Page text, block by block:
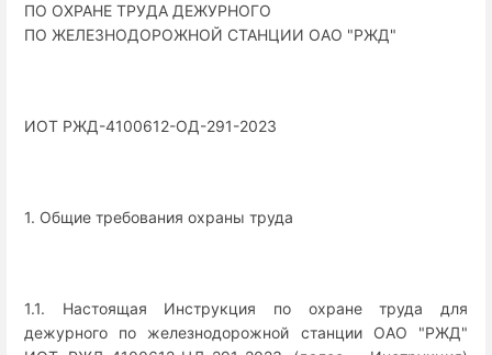
ПО ОХРАНЕ ТРУДА ДЕЖУРНОГО
ПО ЖЕЛЕЗНОДОРОЖНОЙ СТАНЦИИ ОАО "РЖД"
ИОТ РЖД-4100612-ОД-291-2023
1. Общие требования охраны труда
1.1. Настоящая Инструкция по охране труда для
дежурного по железнодорожной станции ОАО "РЖД"